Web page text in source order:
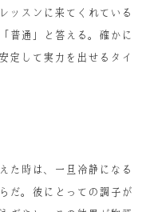
ッスンに来てくれている
普通」と答える。確かに
定して実力を出せるタイ
た時は、一旦冷静になる
だ。彼にとっての調子が